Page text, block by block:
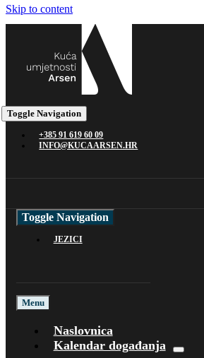
Skip to content
Toggle Navigation
+385 91 619 60 09
INFO@KUCAARSEN.HR
Toggle Navigation
JEZICI
Menu
Naslovnica
Kalendar događanja